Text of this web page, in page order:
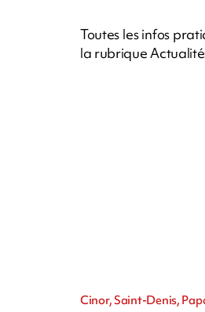
Toutes les infos
la rubrique
Cinor, Saint-Denis,